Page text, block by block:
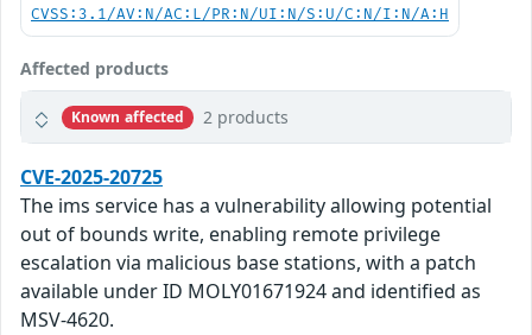
CVSS:3.1/AV:N/AC:L/PR:N/UI:N/S:U/C:N/I:N/A:H
Affected products
Known affected 2 products
CVE-2025-20725
The ims service has a vulnerability allowing potential
out of bounds write, enabling remote privilege
escalation via malicious base stations, with a patch
available under ID MOLY01671924 and identified as
MSV-4620.